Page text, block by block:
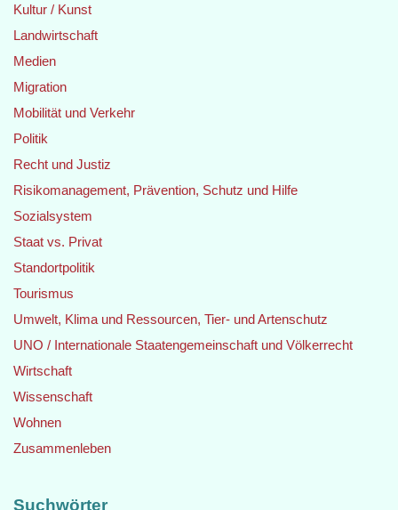
Kultur / Kunst
Landwirtschaft
Medien
Migration
Mobilität und Verkehr
Politik
Recht und Justiz
Risikomanagement, Prävention, Schutz und Hilfe
Sozialsystem
Staat vs. Privat
Standortpolitik
Tourismus
Umwelt, Klima und Ressourcen, Tier- und Artenschutz
UNO / Internationale Staatengemeinschaft und Völkerrecht
Wirtschaft
Wissenschaft
Wohnen
Zusammenleben
Suchwörter